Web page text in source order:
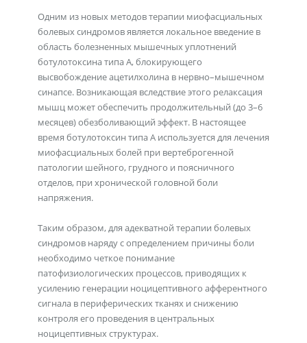
Одним из новых методов терапии миофасциальных
болевых синдромов является локальное введение в
область болезненных мышечных уплотнений
ботулотоксина типа А, блокирующего
высвобождение ацетилхолина в нервно–мышечном
синапсе. Возникающая вследствие этого релаксация
мышц может обеспечить продолжительный (до 3–6
месяцев) обезболивающий эффект. В настоящее
время ботулотоксин типа А используется для лечения
миофасциальных болей при вертеброгенной
патологии шейного, грудного и поясничного
отделов, при хронической головной боли
напряжения.
Таким образом, для адекватной терапии болевых
синдромов наряду с определением причины боли
необходимо четкое понимание
патофизиологических процессов, приводящих к
усилению генерации ноцицептивного афферентного
сигнала в периферических тканях и снижению
контроля его проведения в центральных
ноцицептивных структурах.